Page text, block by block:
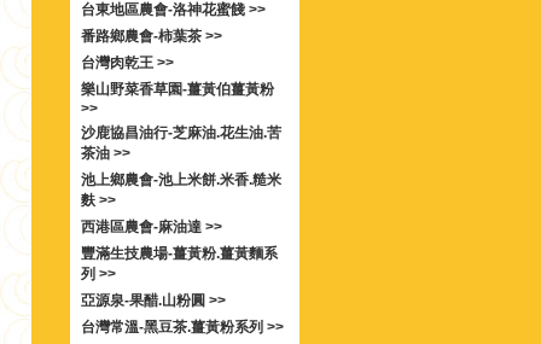
台東地區農會-洛神花蜜餞 >>
番路鄉農會-柿葉茶 >>
台灣肉乾王 >>
樂山野菜香草園-薑黃伯薑黃粉
>>
沙鹿協昌油行-芝麻油.花生油.苦
茶油 >>
池上鄉農會-池上米餅.米香.糙米
麩 >>
西港區農會-麻油達 >>
豐滿生技農場-薑黃粉.薑黃麵系
列 >>
亞源泉-果醋.山粉圓 >>
台灣常溫-黑豆茶.薑黃粉系列 >>